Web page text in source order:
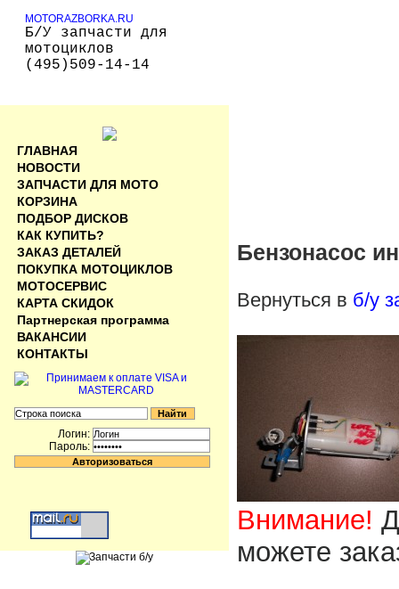
MOTORAZBORKA.RU
Б/У запчасти для
мотоциклов
(495)509-14-14
Бензонасос
Вернуться в б/у
Внимание!
можете
ГЛАВНАЯ
НОВОСТИ
ЗАПЧАСТИ ДЛЯ МОТО
КОРЗИНА
ПОДБОР ДИСКОВ
КАК КУПИТЬ?
ЗАКАЗ ДЕТАЛЕЙ
ПОКУПКА МОТОЦИКЛОВ
МОТОСЕРВИС
КАРТА СКИДОК
Партнерская программа
ВАКАНСИИ
КОНТАКТЫ
Логин:
Пароль: